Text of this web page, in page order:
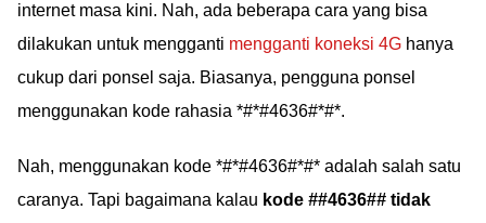
internet masa kini. Nah, ada beberapa cara yang bisa
dilakukan untuk mengganti mengganti koneksi 4G hanya
cukup dari ponsel saja. Biasanya, pengguna ponsel
menggunakan kode rahasia *#*#4636#*#*.
Nah, menggunakan kode *#*#4636#*#* adalah salah satu
caranya. Tapi bagaimana kalau kode ##4636## tidak